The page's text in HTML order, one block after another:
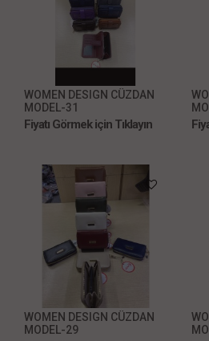
WOMEN DESIGN CÜZDAN
MODEL-31
Fiyatı Görmek için Tıklayın
WOMEN DESIGN CÜZDAN
MODEL-29